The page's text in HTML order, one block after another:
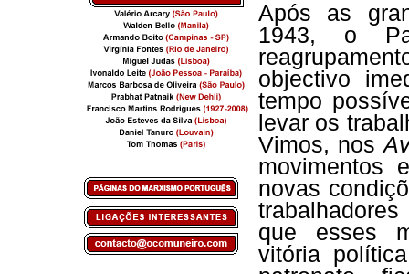
Após as
1943, o
objectivo
tempo
levar os
Vimos, nos
movimentos
novas
que esses
vitória